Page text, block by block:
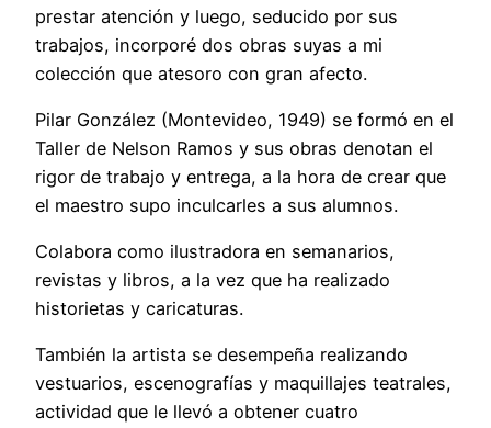
prestar atención y luego, seducido por sus
trabajos, incorporé dos obras suyas a mi
colección que atesoro con gran afecto.
Pilar González (Montevideo, 1949) se formó en el
Taller de Nelson Ramos y sus obras denotan el
rigor de trabajo y entrega, a la hora de crear que
el maestro supo inculcarles a sus alumnos.
Colabora como ilustradora en semanarios,
revistas y libros, a la vez que ha realizado
historietas y caricaturas.
También la artista se desempeña realizando
vestuarios, escenografías y maquillajes teatrales,
actividad que le llevó a obtener cuatro